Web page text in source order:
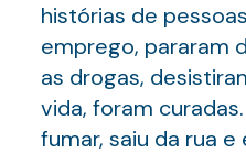
histórias de
emprego, pararam
as drogas,
vida, foram
fumar, saiu da rua